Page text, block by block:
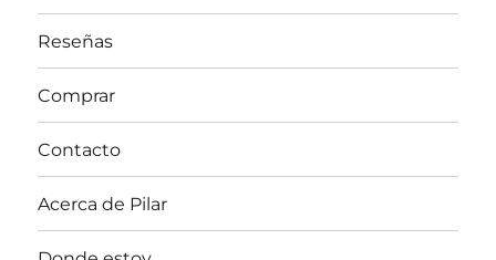
Reseñas
Comprar
Contacto
Acerca de Pilar